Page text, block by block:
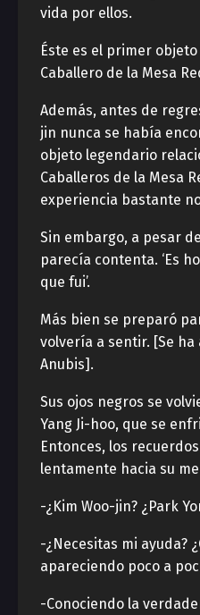
vida por ellos.
Éste es el primer
Caballero de la Mesa
Además, antes de
jin nunca se había
objeto legendario
Caballeros de la Mesa
experiencia bastante
Sin embargo, a pesar
parecía contenta. ‘Es
que fui’.
Más bien se preparó
volvería a sentir. [Se ha
Anubis].
Sus ojos negros se
Yang Ji-hoo, que se
Entonces, los
lentamente hacia su
-¿Kim Woo-jin? ¿Park
-¿Necesitas mi ayuda?
apareciendo poco a
-Conociendo la